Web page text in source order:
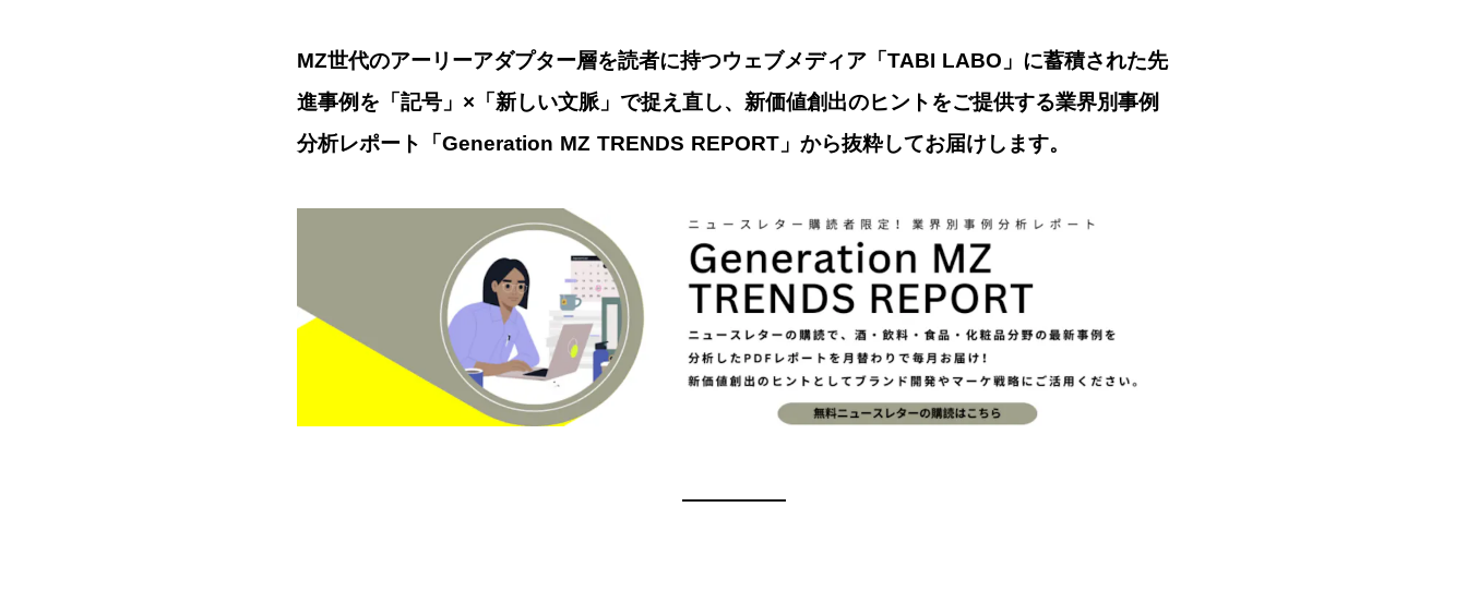
MZ世代のアーリーアダプター層を読者に持つウェブメディア「TABI LABO」に蓄積された先
進事例を「記号」×「新しい文脈」で捉え直し、新価値創出のヒントをご提供する業界別事例
分析レポート「Generation MZ TRENDS REPORT」から抜粋してお届けします。
—————